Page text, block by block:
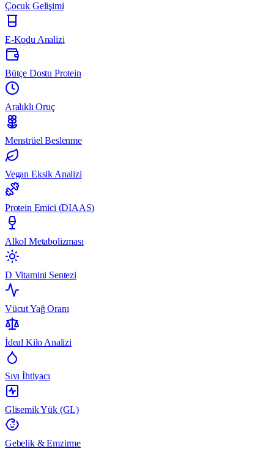
Çocuk Gelişimi
E-Kodu Analizi
Bütçe Dostu Protein
Aralıklı Oruç
Menstrüel Beslenme
Vegan Eksik Analizi
Protein Emici (DIAAS)
Alkol Metabolizması
D Vitamini Sentezi
Vücut Yağ Oranı
İdeal Kilo Analizi
Sıvı İhtiyacı
Glisemik Yük (GL)
Gebelik & Emzirme